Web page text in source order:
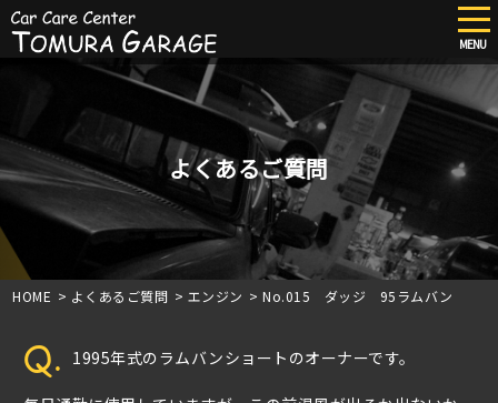
content
MENU
よくあるご質問
HOME > よくあるご質問 > エンジン >No.015 ダッジ 95ラムバン
Q. 1995年式のラムバンショートのオーナーです。